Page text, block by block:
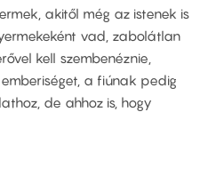
akitől még az istenek is
vad, zabolátlan
kell szembenéznie,
a fiúnak pedig
de ahhoz is, hogy